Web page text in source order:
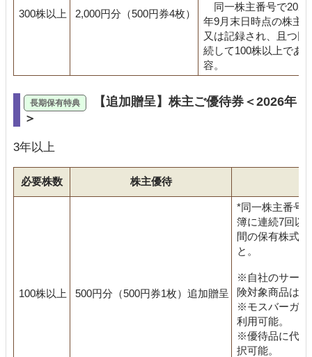
同一株主番号で2026
年9月末日時点の株主
又は記録され、且つ
続して100株以上であ
容。
300株以上 2,000円分（500円券4枚）
【追加贈呈】株主ご優待券＜2026年
＞
3年以上
必要株数 株主優待
100株以上 500円分（500円券1枚）追加贈呈
*同一株主番号
簿に連続7回以
間の保有株式
と。
※自社のサービ
険対象商品は
※モスバーガー
利用可能。
※優待品に代え
択可能。